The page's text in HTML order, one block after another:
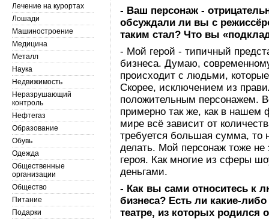
- Ваш персонаж -
обсуждали ли вы с
таким стал? Что вы
- Мой герой - типичный
бизнеса. Думаю,
происходит с людьми,
Скорее, исключением из
положительным персонажем.
примерно так же, как в
мире всё зависит от
требуется большая сумма, то
делать. Мой персонаж тоже не
героя. Как многие из сферы
деньгами.
- Как вы сами относитесь
бизнеса? Есть ли какие-
театре, из которых родился
Лечение на курортах
Лошади
Машиностроение
Медицина
Металл
Наука
Недвижимость
Неразрушающий
контроль
Нефтегаз
Образование
Обувь
Одежда
Общественные
организации
Общество
Питание
Подарки